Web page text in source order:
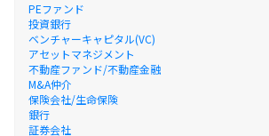
PEファンド
投資銀行
ベンチャーキャピタル(VC)
アセットマネジメント
不動産ファンド/不動産金融
M&A仲介
保険会社/生命保険
銀行
証券会社